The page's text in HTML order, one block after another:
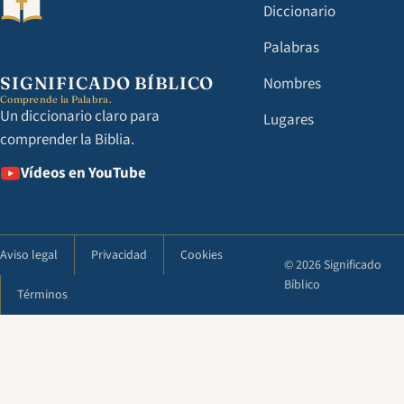
SIGNIFICADO BÍBLICO
Comprende la Palabra.
Un diccionario claro para
comprender la Biblia.
Vídeos en YouTube
Diccionario
Palabras
Nombres
Lugares
Aviso legal Privacidad Cookies
Términos
© 2026 Significado
Bíblico